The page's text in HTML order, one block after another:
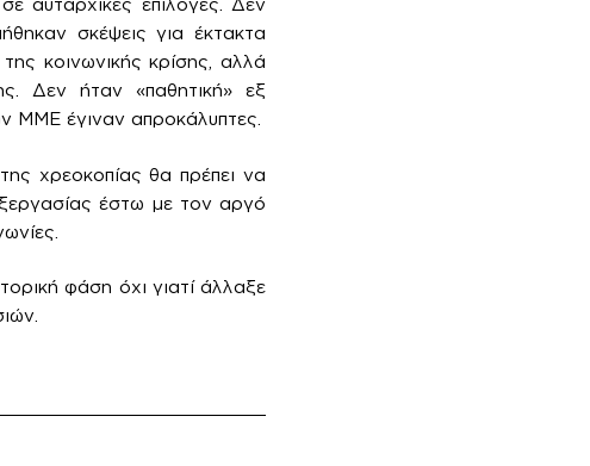
αυταρχικές επιλογές. Δεν
σκέψεις για έκτακτα
κοινωνικής κρίσης, αλλά
Δεν ήταν «παθητική» εξ
ΜΜΕ έγιναν απροκάλυπτες.
χρεοκοπίας θα πρέπει να
έστω με τον αργό
φάση όχι γιατί άλλαξε